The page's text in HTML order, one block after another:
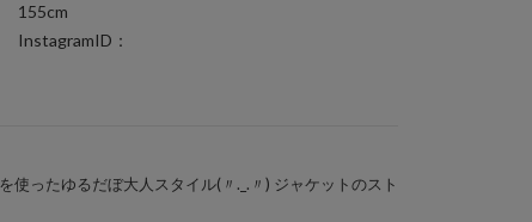
155cm
InstagramID：
使ったゆるだぼ大人スタイル(〃._.〃) ジャケットのスト